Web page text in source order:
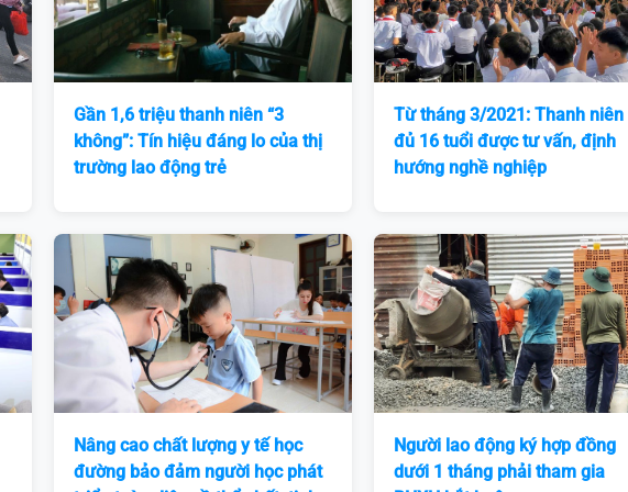
Gần 1,6 triệu thanh niên “3
không”: Tín hiệu đáng lo của thị
trường lao động trẻ
Từ tháng 3/2021: Thanh
đủ 16 tuổi được tư vấn, định
hướng nghề nghiệp
Nâng cao chất lượng y tế học
đường bảo đảm người học phát
Người lao động ký hợp đồng
dưới 1 tháng phải tham gia